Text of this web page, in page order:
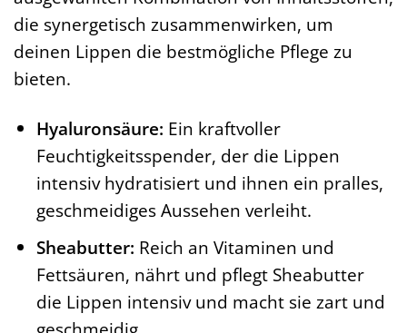
die synergetisch zusammenwirken, um
deinen Lippen die bestmögliche Pflege zu
bieten.
Hyaluronsäure: Ein kraftvoller
Feuchtigkeitsspender, der die Lippen
intensiv hydratisiert und ihnen ein pralles,
geschmeidiges Aussehen verleiht.
Sheabutter: Reich an Vitaminen und
Fettsäuren, nährt und pflegt Sheabutter
die Lippen intensiv und macht sie zart und